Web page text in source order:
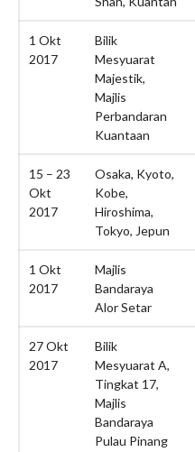
1 Okt
2017
Bilik
Mesyuarat
Majestik,
Majlis
Perbandaran
Kuantaan
15 – 23
Okt
2017
Osaka, Kyoto,
Kobe,
Hiroshima,
Tokyo, Jepun
1 Okt
2017
Majlis
Bandaraya
Alor Setar
27 Okt
2017
Bilik
Mesyuarat A,
Tingkat 17,
Majlis
Bandaraya
Pulau Pinang